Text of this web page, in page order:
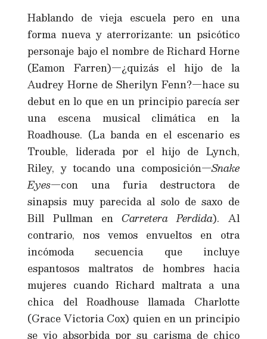
Hablando de vieja escuela pero en una
forma nueva y aterrorizante: un psicótico
personaje bajo el nombre de Richard Horne
(Eamon Farren)—¿quizás el hijo de la
Audrey Horne de Sherilyn Fenn?—hace su
debut en lo que en un principio parecía ser
una escena musical climática en la
Roadhouse. (La banda en el escenario es
Trouble, liderada por el hijo de Lynch,
Riley, y tocando una composición—Snake
Eyes—con una furia destructora de
sinapsis muy parecida al solo de saxo de
Bill Pullman enCarretera Perdida). Al
contrario, nos vemos envueltos en otra
incómoda secuencia que incluye
espantosos maltratos de hombres hacia
mujeres cuando Richard maltrata a una
chica del Roadhouse llamada Charlotte
(Grace Victoria Cox) quien en un principio
se vio absorbida por su carisma de chico